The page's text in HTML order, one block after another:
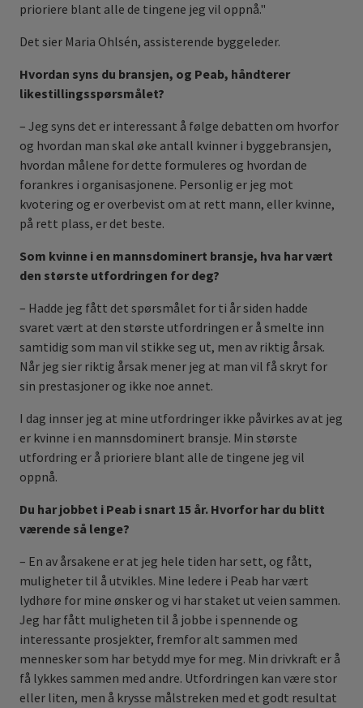
prioriere blant alle de tingene jeg vil oppnå."
Det sier Maria Ohlsén, assisterende byggeleder.
Hvordan syns du bransjen, og Peab, håndterer
likestillingsspørsmålet?
– Jeg syns det er interessant å følge debatten om hvorfor
og hvordan man skal øke antall kvinner i byggebransjen,
hvordan målene for dette formuleres og hvordan de
forankres i organisasjonene. Personlig er jeg mot
kvotering og er overbevist om at rett mann, eller kvinne,
på rett plass, er det beste.
Som kvinne i en mannsdominert bransje, hva har vært
den største utfordringen for deg?
– Hadde jeg fått det spørsmålet for ti år siden hadde
svaret vært at den største utfordringen er å smelte inn
samtidig som man vil stikke seg ut, men av riktig årsak.
Når jeg sier riktig årsak mener jeg at man vil få skryt for
sin prestasjoner og ikke noe annet.
I dag innser jeg at mine utfordringer ikke påvirkes av at jeg
er kvinne i en mannsdominert bransje. Min største
utfordring er å prioriere blant alle de tingene jeg vil
oppnå.
Du har jobbet i Peab i snart 15 år. Hvorfor har du blitt
værende så lenge?
– En av årsakene er at jeg hele tiden har sett, og fått,
muligheter til å utvikles. Mine ledere i Peab har vært
lydhøre for mine ønsker og vi har staket ut veien sammen.
Jeg har fått muligheten til å jobbe i spennende og
interessante prosjekter, fremfor alt sammen med
mennesker som har betydd mye for meg. Min drivkraft er å
få lykkes sammen med andre. Utfordringen kan være stor
eller liten, men å krysse målstreken med et godt resultat